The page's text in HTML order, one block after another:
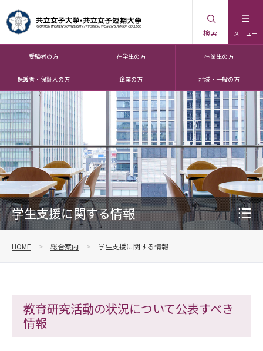
メニュー
検索
受験者の方 在学生の方 卒業生の方
保護者・保証人の方 企業の方 地域・一般の方
学生支援に関する情報
HOME 総合案内 学生支援に関する情報
教育研究活動の状況について公表すべき
情報